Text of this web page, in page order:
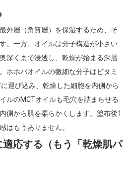
外層（角質層）を保湿するため、そ
。一方、オイルは分子構造が小さい
深くまで浸透し、乾燥が始まる深層
ホホバオイルの微細な分子はビタミ
運び込み、乾燥した細胞を内側から
ルのMCTオイルも毛穴を詰まらせる
側から肌を柔らかくします。塗布後1
はもうありません。
応する（もう「乾燥肌パ